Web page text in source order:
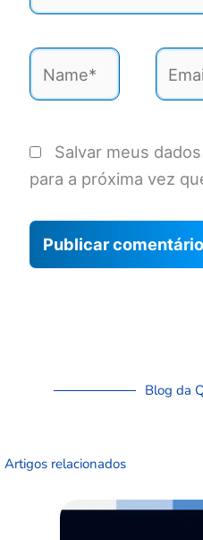
Name* Email*
Salvar meus
para a próxima vez
Blog da
Artigos relacionados